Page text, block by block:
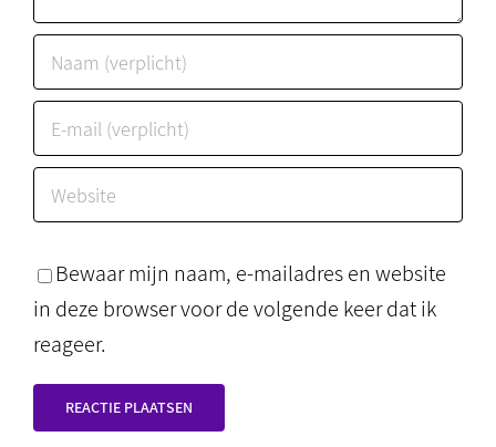
Bewaar mijn naam, e-mailadres en website
in deze browser voor de volgende keer dat ik
reageer.